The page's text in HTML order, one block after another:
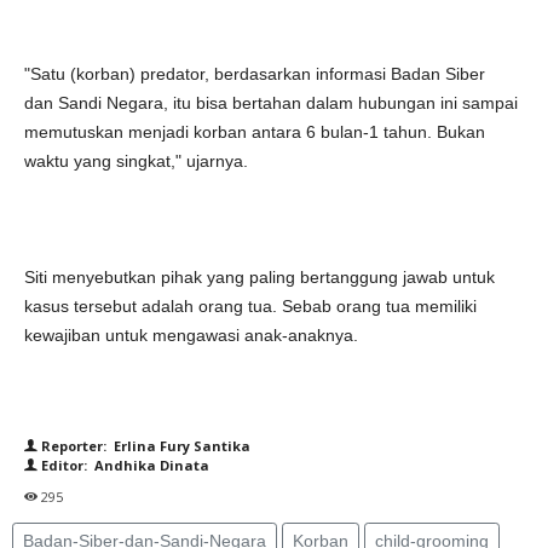
"Satu (korban) predator, berdasarkan informasi Badan Siber
dan Sandi Negara, itu bisa bertahan dalam hubungan ini sampai
memutuskan menjadi korban antara 6 bulan-1 tahun. Bukan
waktu yang singkat," ujarnya.
Siti menyebutkan pihak yang paling bertanggung jawab untuk
kasus tersebut adalah orang tua. Sebab orang tua memiliki
kewajiban untuk mengawasi anak-anaknya.
Reporter: Erlina Fury Santika
Editor: Andhika Dinata
295
Badan-Siber-dan-Sandi-Negara Korban child-grooming